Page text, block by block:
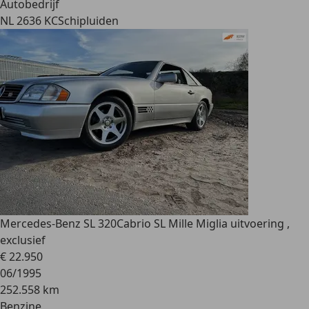
Autobedrijf
NL 2636 KCSchipluiden
Mercedes-Benz SL 320Cabrio SL Mille Miglia uitvoering ,
exclusief
€ 22.950
06/1995
252.558 km